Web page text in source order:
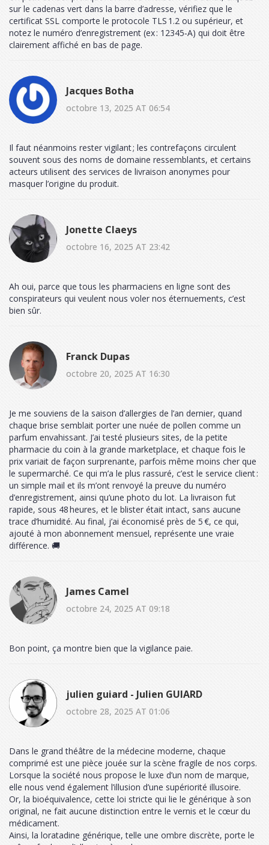
sur le cadenas vert dans la barre d’adresse, vérifiez que le
certificat SSL comporte le protocole TLS 1.2 ou supérieur, et
notez le numéro d’enregistrement (ex : 12345‑A) qui doit être
clairement affiché en bas de page.
Jacques Botha
octobre 13, 2025 AT 06:54
Il faut néanmoins rester vigilant ; les contrefaçons circulent
souvent sous des noms de domaine ressemblants, et certains
acteurs utilisent des services de livraison anonymes pour
masquer l’origine du produit.
Jonette Claeys
octobre 16, 2025 AT 23:42
Ah oui, parce que tous les pharmaciens en ligne sont des
conspirateurs qui veulent nous voler nos éternuements, c’est
bien sûr.
Franck Dupas
octobre 20, 2025 AT 16:30
Je me souviens de la saison d’allergies de l’an dernier, quand
chaque brise semblait porter une nuée de pollen comme un
parfum envahissant. J’ai testé plusieurs sites, de la petite
pharmacie du coin à la grande marketplace, et chaque fois le
prix variait de façon surprenante, parfois même moins cher que
le supermarché. Ce qui m’a le plus rassuré, c’est le service client :
un simple mail et ils m’ont renvoyé la preuve du numéro
d’enregistrement, ainsi qu’une photo du lot. La livraison fut
rapide, sous 48 heures, et le blister était intact, sans aucune
trace d’humidité. Au final, j’ai économisé près de 5 €, ce qui,
ajouté à mon abonnement mensuel, représente une vraie
différence. 🚚
James Camel
octobre 24, 2025 AT 09:18
Bon point, ça montre bien que la vigilance paie.
julien guiard - Julien GUIARD
octobre 28, 2025 AT 01:06
Dans le grand théâtre de la médecine moderne, chaque
comprimé est une pièce jouée sur la scène fragile de nos corps.
Lorsque la société nous propose le luxe d’un nom de marque,
elle nous vend également l’illusion d’une supériorité illusoire.
Or, la bioéquivalence, cette loi stricte qui lie le générique à son
original, ne fait aucune distinction entre le vernis et le cœur du
médicament.
Ainsi, la loratadine générique, telle une ombre discrète, porte le